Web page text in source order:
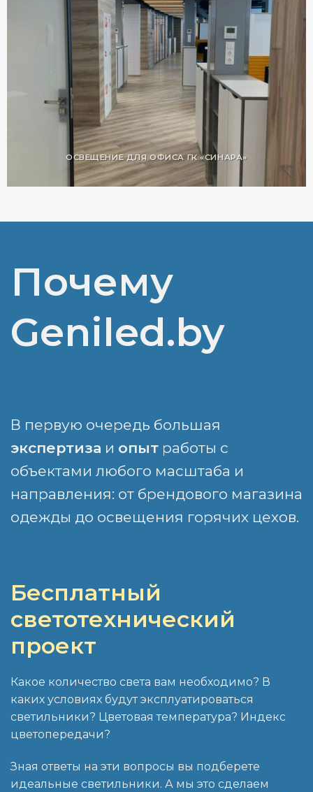
ОСВЕЩЕНИЕ ДЛЯ ОФИСА ГК «СИНАРА»
Почему
Geniled.by
В первую очередь большая
экспертиза и опыт работы с
объектами любого масштаба и
направления: от брендового магазина
одежды до освещения горячих цехов.
Бесплатный
светотехничеcкий
проект
Какое количество света вам необходимо? В
каких условиях будут эксплуатироваться
светильники? Цветовая температура? Индекс
цветопередачи?
Зная ответы на эти вопросы вы подберете
идеальные светильники. А мы это сделаем